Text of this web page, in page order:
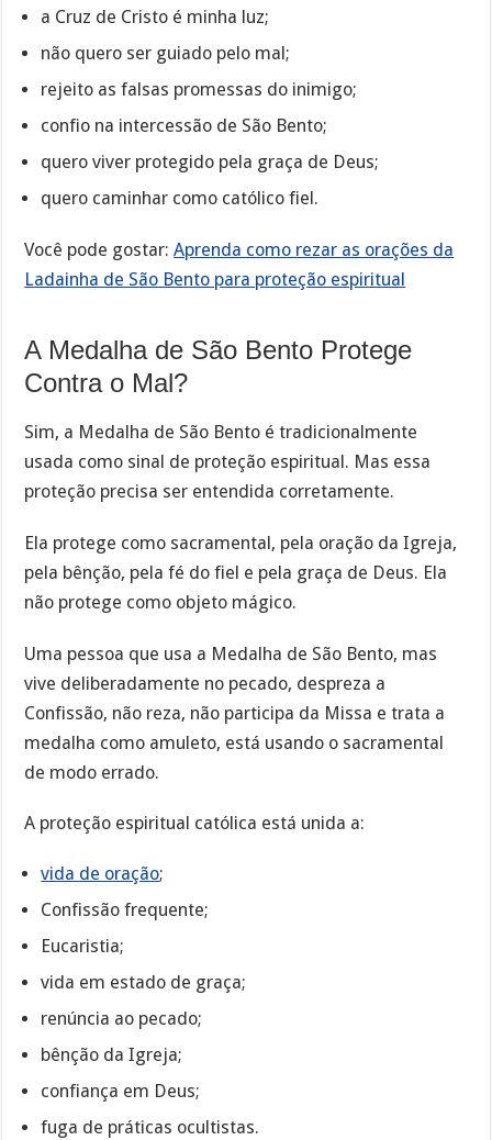
a Cruz de Cristo é minha luz;
não quero ser guiado pelo mal;
rejeito as falsas promessas do inimigo;
confio na intercessão de São Bento;
quero viver protegido pela graça de Deus;
quero caminhar como católico fiel.
Você pode gostar:Aprenda como rezar as orações da
Ladainha de São Bento para proteção espiritual
A Medalha de São Bento Protege
Contra o Mal?
Sim, a Medalha de São Bento é tradicionalmente
usada como sinal de proteção espiritual. Mas essa
proteção precisa ser entendida corretamente.
Ela protege como sacramental, pela oração da Igreja,
pela bênção, pela fé do fiel e pela graça de Deus. Ela
não protege como objeto mágico.
Uma pessoa que usa a Medalha de São Bento, mas
vive deliberadamente no pecado, despreza a
Confissão, não reza, não participa da Missa e trata a
medalha como amuleto, está usando o sacramental
de modo errado.
A proteção espiritual católica está unida a:
vida de oração;
Confissão frequente;
Eucaristia;
vida em estado de graça;
renúncia ao pecado;
bênção da Igreja;
confiança em Deus;
fuga de práticas ocultistas.